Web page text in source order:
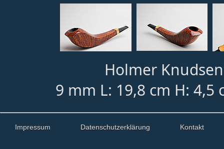
Holmer
9 mm L: 19,8 cm H: 4,5
Impressum Datenschutzerklärung Kontakt